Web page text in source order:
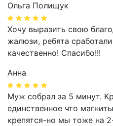
Ольга Полищук
Хочу выразить свою
жалюзи, ребята
качественно! Спасибо!!!
Анна
Муж собрал за 5 минут.
единственное что
крепятся-но мы тоже на